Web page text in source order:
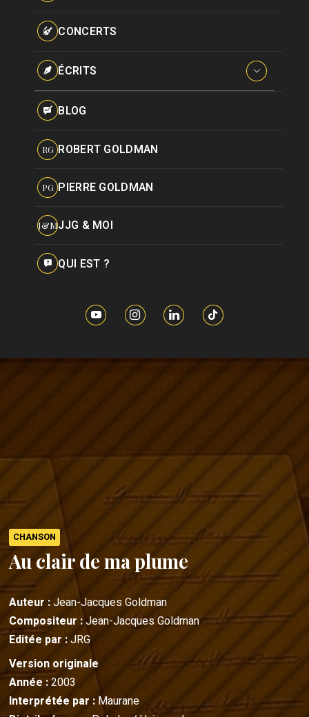
Pseudonymes
CONCERTS
ÉCRITS
Interviews
BLOG
RG ROBERT GOLDMAN
PG PIERRE GOLDMAN
J&MJJG & MOI
QUI EST ?
CHANSON
Au clair de ma plume
Auteur :Jean-Jacques Goldman
Compositeur :Jean-Jacques Goldman
Editée par :JRG
Version originale
Année :2003
Interprétée par : Maurane